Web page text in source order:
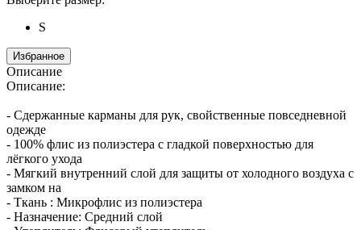
S
Избранное
Описание
Описание:
- Сдержанные карманы для рук, свойственные повседневной
одежде
- 100% флис из полиэстера с гладкой поверхностью для
лёгкого ухода
- Мягкий внутренний слой для защиты от холодного воздуха с
замком на
- Ткань : Микрофлис из полиэстера
- Назначение: Средний слой